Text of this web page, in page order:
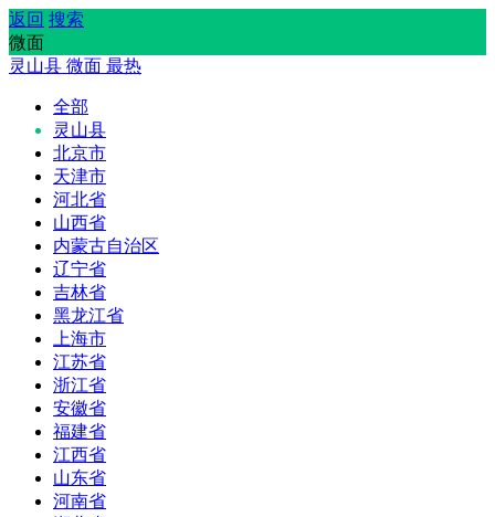
返回 搜索
微面
灵山县 微面 最热
全部
灵山县
北京市
天津市
河北省
山西省
内蒙古自治区
辽宁省
吉林省
黑龙江省
上海市
江苏省
浙江省
安徽省
福建省
江西省
山东省
河南省